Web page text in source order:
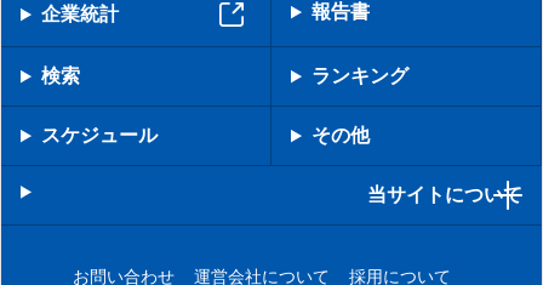
企業統計 報告書
検索 ランキング
スケジュール その他
当サイトについて
お問い合わせ 運営会社について 採用について